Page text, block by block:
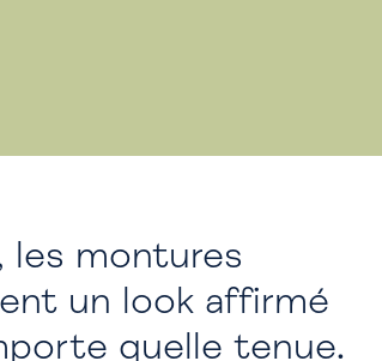
les montures
un look affirmé
quelle tenue.